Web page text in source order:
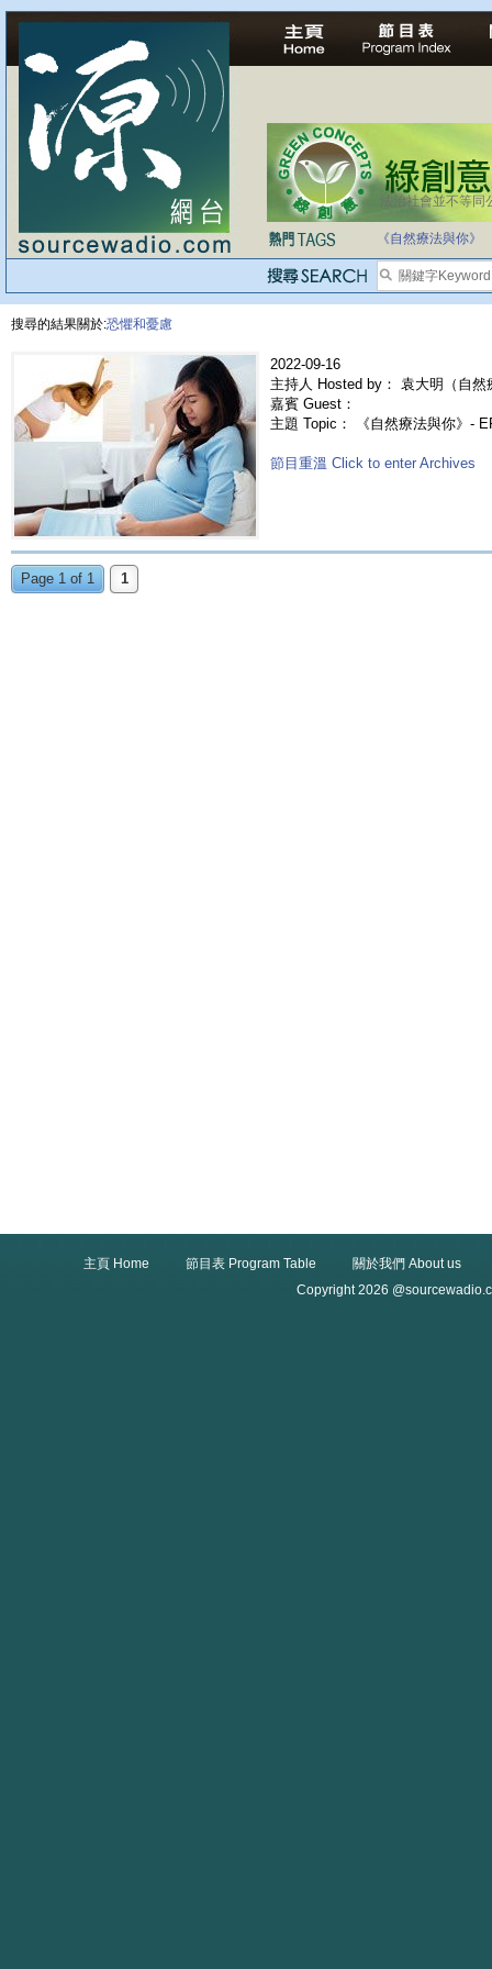
法治社會並不等同
《自然療法與你》
搜尋的結果關於:恐懼和憂慮
2022-09-16
主持人 Hosted by： 袁大明（自然
嘉賓 Guest：
主題 Topic： 《自然療法與你》-
節目重溫 Click to enter Archives
Page 1 of 1 1
主頁 Home 節目表 Program Table
關於我們 About us
Copyright 2026